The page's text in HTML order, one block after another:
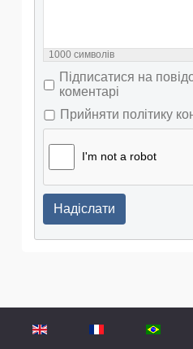
1000 символів
Підписатися на
коментарі
Прийняти політику
I'm not a robot
Надіслати
Оберіть свою мову